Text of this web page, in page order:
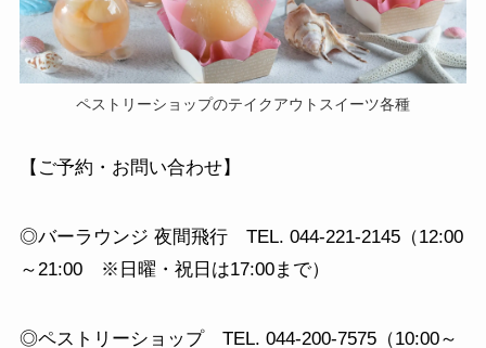
ペストリーショップのテイクアウトスイーツ各種
【ご予約・お問い合わせ】
◎バーラウンジ 夜間飛行 TEL. 044-221-2145（12:00
～21:00 ※日曜・祝日は17:00まで）
◎ペストリーショップ TEL. 044-200-7575（10:00～